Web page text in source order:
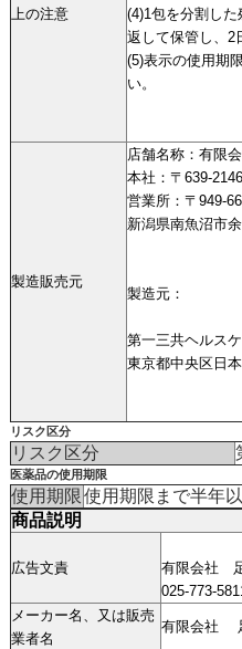
上の注意
(4)1包を分割し
返して保管し、2
(5)表示の使用期
い。
製造販売元
店舗名称：有限
本社：〒639-
営業所：〒949-
新潟県南魚沼市
製造元：
第一三共ヘルス
東京都中央区日
リスク区分
リスク区分
医薬品の使用期限
使用期限使用期限まで半年
商品説明
広告文責
有限会社
025-773-
メーカー名、又は販売
業者名
有限会社